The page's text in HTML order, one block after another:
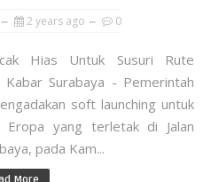
2 years ago 0
Hias Untuk Susuri Rute
Surabaya - Pemerintah
soft launching untuk
Eropa yang terletak di Jalan
pada Kam...